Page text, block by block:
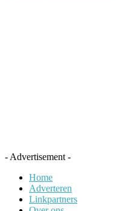
- Advertisement -
Home
Adverteren
Linkpartners